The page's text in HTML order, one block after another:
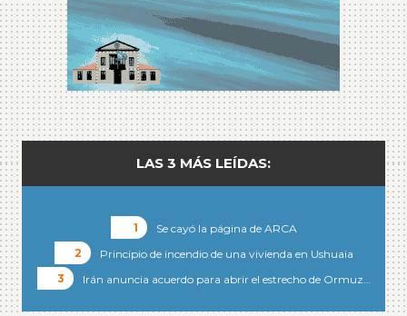
LAS 3 MÁS LEÍDAS:
Se cayó la página de ARCA
Principio de incendio de una vivienda en Ushuaia
Irán anuncia acuerdo para abrir el estrecho de Ormuz…